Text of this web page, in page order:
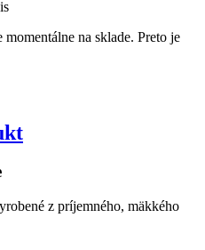
na sklade. Preto je
z príjemného, mäkkého